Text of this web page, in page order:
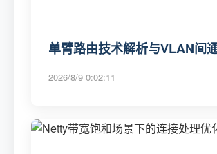
单臂路由技术解析与VLAN间
2026/8/9 0:02:11